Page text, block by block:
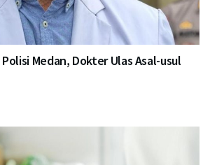
Medan, Dokter Ulas Asal-usul